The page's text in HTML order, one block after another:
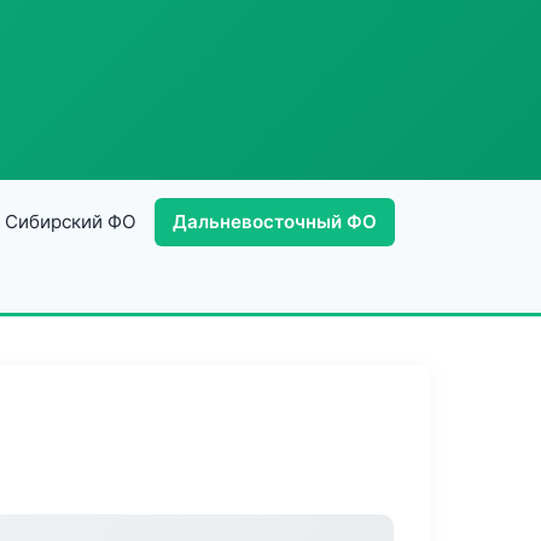
Сибирский ФО Дальневосточный ФО